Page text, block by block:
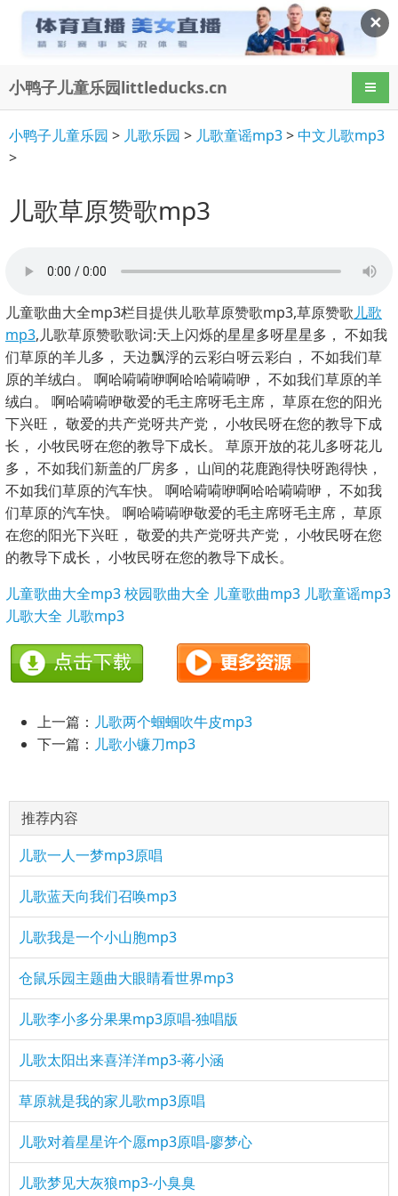
✕
小鸭子儿童乐园littleducks.cn 导航
小鸭子儿童乐园 > 儿歌乐园 > 儿歌童谣mp3>中文儿歌mp3
>
儿歌草原赞歌mp3
儿童歌曲大全mp3栏目提供儿歌草原赞歌mp3,草原赞歌儿歌
mp3,儿歌草原赞歌歌词:天上闪烁的星星多呀星星多， 不如我
们草原的羊儿多， 天边飘浮的云彩白呀云彩白， 不如我们草
原的羊绒白。 啊哈嗬嗬咿啊哈哈嗬嗬咿， 不如我们草原的羊
绒白。 啊哈嗬嗬咿敬爱的毛主席呀毛主席， 草原在您的阳光
下兴旺， 敬爱的共产党呀共产党， 小牧民呀在您的教导下成
长， 小牧民呀在您的教导下成长。 草原开放的花儿多呀花儿
多， 不如我们新盖的厂房多， 山间的花鹿跑得快呀跑得快，
不如我们草原的汽车快。 啊哈嗬嗬咿啊哈哈嗬嗬咿， 不如我
们草原的汽车快。 啊哈嗬嗬咿敬爱的毛主席呀毛主席， 草原
在您的阳光下兴旺， 敬爱的共产党呀共产党， 小牧民呀在您
的教导下成长， 小牧民呀在您的教导下成长。
儿童歌曲大全mp3校园歌曲大全 儿童歌曲mp3 儿歌童谣mp3
儿歌大全 儿歌mp3
上一篇： 儿歌两个蝈蝈吹牛皮mp3
下一篇： 儿歌小镰刀mp3
推荐内容
儿歌一人一梦mp3原唱
儿歌蓝天向我们召唤mp3
儿歌我是一个小山胞mp3
仓鼠乐园主题曲大眼睛看世界mp3
儿歌李小多分果果mp3原唱-独唱版
儿歌太阳出来喜洋洋mp3-蒋小涵
草原就是我的家儿歌mp3原唱
儿歌对着星星许个愿mp3原唱-廖梦心
儿歌梦见大灰狼mp3-小臭臭